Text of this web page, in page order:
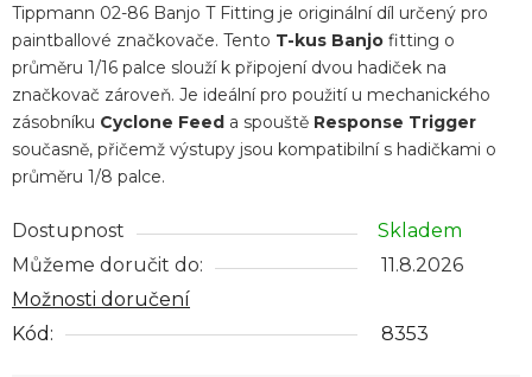
Tippmann 02-86 Banjo T Fitting je originální díl určený pro
paintballové značkovače. Tento T-kus Banjo fitting o
průměru 1/16 palce slouží k připojení dvou hadiček na
značkovač zároveň. Je ideální pro použití u mechanického
zásobníku Cyclone Feed a spouště Response Trigger
současně, přičemž výstupy jsou kompatibilní s hadičkami o
průměru 1/8 palce.
Dostupnost
Skladem
Můžeme doručit do:
11.8.2026
Možnosti doručení
Kód:
8353